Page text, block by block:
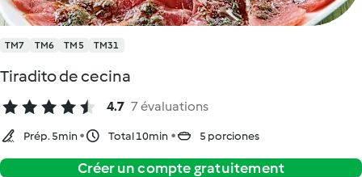
TM7 TM6 TM5 TM31
Tiradito de cecina
4.7 7 évaluations
Prép. 5min Total 10min 5 porciones
Créer un compte gratuitement